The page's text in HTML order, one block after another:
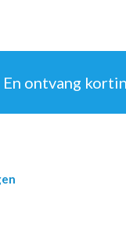
En ontvang